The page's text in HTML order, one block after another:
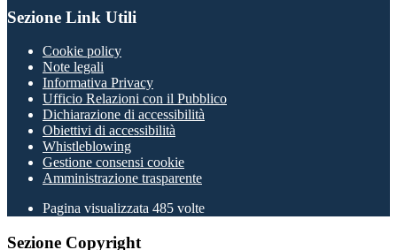
Sezione Link Utili
Cookie policy
Note legali
Informativa Privacy
Ufficio Relazioni con il Pubblico
Dichiarazione di accessibilità
Obiettivi di accessibilità
Whistleblowing
Gestione consensi cookie
Amministrazione trasparente
Pagina visualizzata 485 volte
Sezione Copyright